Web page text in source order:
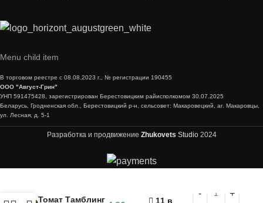
Menu child item
В торговом реестре с 08.08.2023 г., № регистрации 190455
ООО "Август-Грин"
УНП 591475428, зарегистрирован Берестовицким райисполкомом 30.07.2025
Беларусь, Гродненская обл., Берестовицкий р-н, сельсовет: Макаровецкий, аг. Макаровцы,
ул. Лесная, д. 5-1
Разработка и продвижение Zhukovets Studio 2024
Томат Тамблинг 11 в